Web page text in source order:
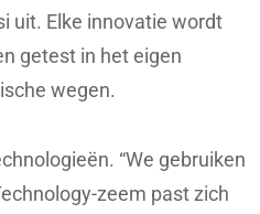
uit. Elke innovatie wordt
getest in het eigen
wegen.
“We gebruiken
zeem past zich